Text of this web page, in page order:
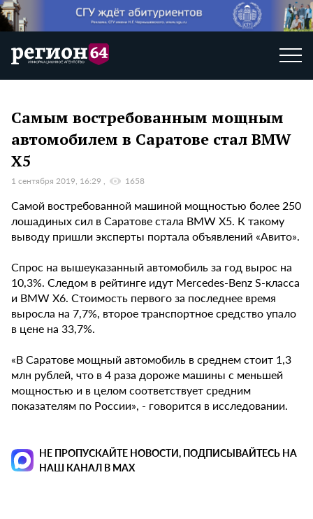
Самым востребованным мощным
автомобилем в Саратове стал BMW
X5
1 сентября 2019, 16:29 1658
Самой востребованной машиной мощностью более 250
лошадиных сил в Саратове стала BMW X5. К такому
выводу пришли эксперты портала объявлений «Авито».
Спрос на вышеуказанный автомобиль за год вырос на
10,3%. Следом в рейтинге идут Mercedes-Benz S-класса
и BMW X6. Стоимость первого за последнее время
выросла на 7,7%, второе транспортное средство упало
в цене на 33,7%.
«В Саратове мощный автомобиль в среднем стоит 1,3
млн рублей, что в 4 раза дороже машины с меньшей
мощностью и в целом соответствует средним
показателям по России», - говорится в исследовании.
НЕ ПРОПУСКАЙТЕ НОВОСТИ, ПОДПИСЫВАЙТЕСЬ НА
НАШ КАНАЛ В MAX